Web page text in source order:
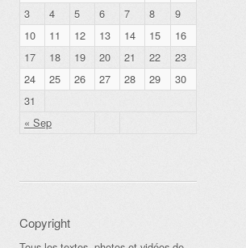
« Sep
3
4 5 6 7 8
9
10
11 12 13 14 15
16
17
18 19 20 21 22
23
24
25 26 27 28 29
30
31
Copyright